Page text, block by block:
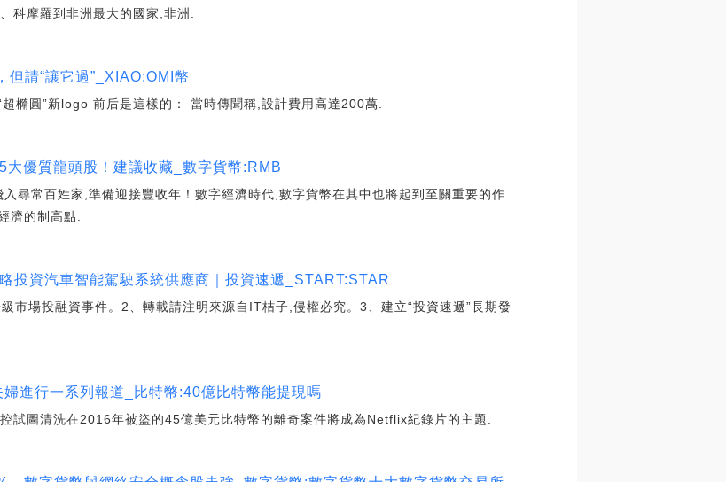
科摩羅到非洲最大的國家,非洲.
但請“讓它過”_XIAO:OMI幣
橢圓”新logo 前后是這樣的： 當時傳聞稱,設計費用高達200萬.
優質龍頭股！建議收藏_數字貨幣:RMB
尋常百姓家,準備迎接豐收年！數字經濟時代,數字貨幣在其中也將起到至關重要的作
濟的制高點.
投資汽車智能駕駛系統供應商｜投資速遞_START:STAR
市場投融資事件。2、轉載請注明來源自IT桔子,侵權必究。3、建立“投資速遞”長期發
進行一系列報道_比特幣:40億比特幣能提現嗎
試圖清洗在2016年被盜的45億美元比特幣的離奇案件將成為Netflix紀錄片的主題.